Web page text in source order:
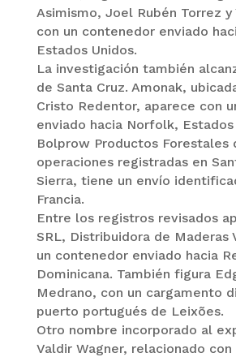
Asimismo, Joel Rubén Torrez y
con un contenedor enviado
Estados Unidos.
La investigación también
de Santa Cruz. Amonak,
Cristo Redentor, aparece con
enviado hacia Norfolk, Estados
Bolprow Productos Forestales
operaciones registradas en
Sierra, tiene un envío
Francia.
Entre los registros revisados
SRL, Distribuidora de Maderas
un contenedor enviado hacia
Dominicana. También figura
Medrano, con un cargamento
puerto portugués de Leixões.
Otro nombre incorporado al
Valdir Wagner, relacionado